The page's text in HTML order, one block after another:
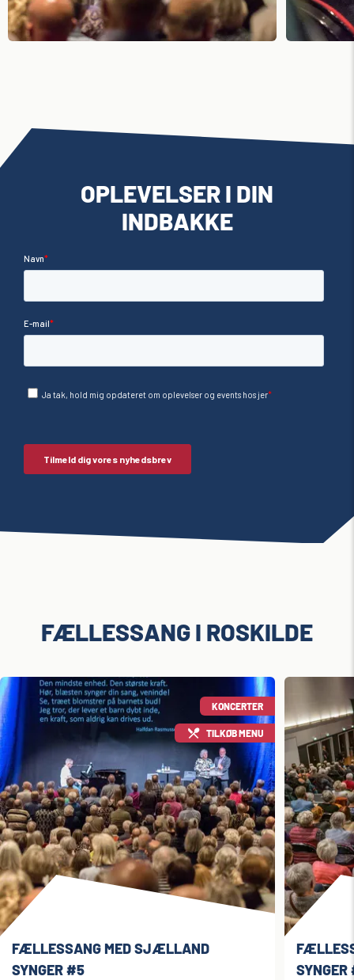
OPLEVELSER I DIN
INDBAKKE
FÆLLESSANG I ROSKILDE
KONCERTER
TILKØB MENU
FÆLLESSANG MED SJÆLLAND
SYNGER #5